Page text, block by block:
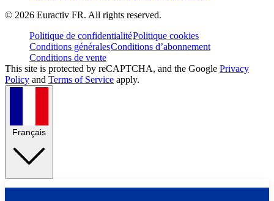
© 2026 Euractiv FR. All rights reserved.
Politique de confidentialitéPolitique cookies
Conditions généralesConditions d’abonnement
Conditions de vente
This site is protected by reCAPTCHA, and the Google Privacy
Policy and Terms of Service apply.
Français